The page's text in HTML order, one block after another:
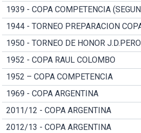
1939 - COPA COMPETENCIA
1944 - TORNEO PREPARACION
1950 - TORNEO DE HONOR
1952 - COPA RAUL COLOMBO
1952 – COPA COMPETENCIA
1969 - COPA ARGENTINA
2011/12 - COPA ARGENTINA
2012/13 - COPA ARGENTINA